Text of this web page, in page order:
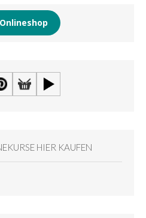
HIER KAUFEN